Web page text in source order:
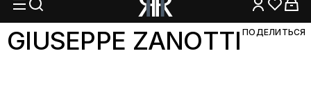
GIUSEPPE ZANOTTI ПОДЕЛИТЬСЯ